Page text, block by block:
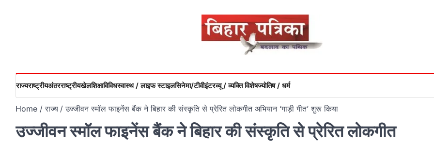
राज्यराष्ट्रीयअंतरराष्ट्रीयखेलशिक्षाविविधस्वास्थ / लाइफ स्टाइलसिनेमा/टीवीइंटरव्यू / व्यक्ति विशेषज्योतिष / धर्म
Home राज्य उज्जीवन स्मॉल फाइनेंस बैंक ने बिहार की संस्कृति से प्रेरित लोकगीत अभियान ‘गाड़ी गीत’ शुरू किया
उज्जीवन स्मॉल फाइनेंस बैंक ने बिहार की संस्कृति से प्रेरित लोकगीत